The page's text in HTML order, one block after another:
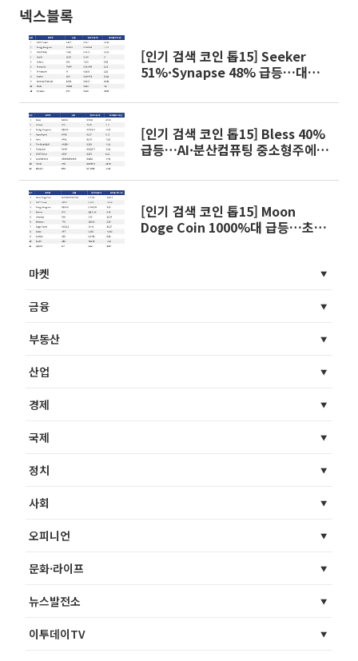
넥스블록
[인기 검색 코인 톱15] Seeker
51%·Synapse 48% 급등…대형
[인기 검색 코인 톱15] Bless 40%
급등…AI·분산컴퓨팅 중소형주에
[인기 검색 코인 톱15] Moon
Doge Coin 1000%대 급등…초고
마켓
금융
부동산
산업
경제
국제
정치
사회
오피니언
문화·라이프
뉴스발전소
이투데이TV